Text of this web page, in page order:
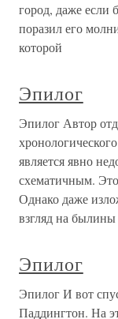
город, даже если
поразил его
которой
Эпилог
Эпилог Автор
является явно
схематичным.
Однако даже
взгляд на былины
Эпилог
Эпилог И вот
Паддингтон. На